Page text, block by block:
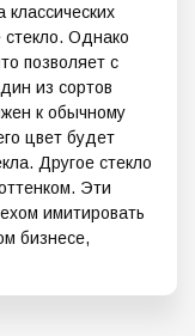
стекло. Однако
позволяет с
из сортов
к обычному
цвет будет
Другое стекло
Эти
имитировать
бизнесе,